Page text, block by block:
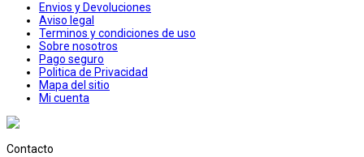
Envios y Devoluciones
Aviso legal
Terminos y condiciones de uso
Sobre nosotros
Pago seguro
Politica de Privacidad
Mapa del sitio
Mi cuenta
Contacto